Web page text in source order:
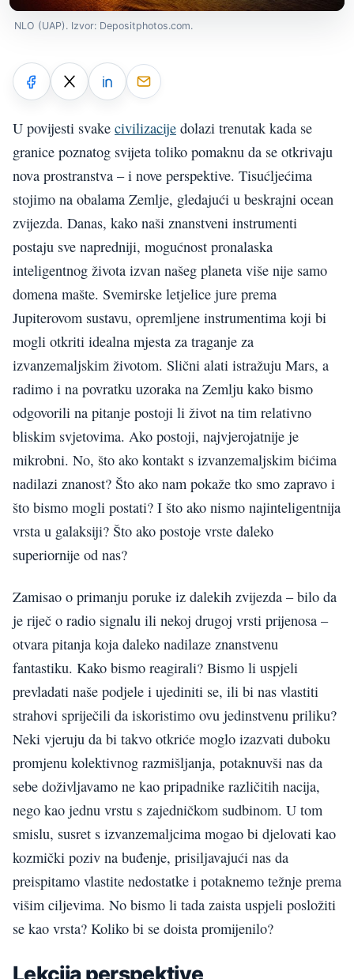
NLO (UAP). Izvor: Depositphotos.com.
U povijesti svake civilizacije dolazi trenutak kada se
granice poznatog svijeta toliko pomaknu da se otkrivaju
nova prostranstva – i nove perspektive. Tisućljećima
stojimo na obalama Zemlje, gledajući u beskrajni ocean
zvijezda. Danas, kako naši znanstveni instrumenti
postaju sve napredniji, mogućnost pronalaska
inteligentnog života izvan našeg planeta više nije samo
domena mašte. Svemirske letjelice jure prema
Jupiterovom sustavu, opremljene instrumentima koji bi
mogli otkriti idealna mjesta za traganje za
izvanzemaljskim životom. Slični alati istražuju Mars, a
radimo i na povratku uzoraka na Zemlju kako bismo
odgovorili na pitanje postoji li život na tim relativno
bliskim svjetovima. Ako postoji, najvjerojatnije je
mikrobni. No, što ako kontakt s izvanzemaljskim bićima
nadilazi znanost? Što ako nam pokaže tko smo zapravo i
što bismo mogli postati? I što ako nismo najinteligentnija
vrsta u galaksiji? Što ako postoje vrste daleko
superiornije od nas?
Zamisao o primanju poruke iz dalekih zvijezda – bilo da
je riječ o radio signalu ili nekoj drugoj vrsti prijenosa –
otvara pitanja koja daleko nadilaze znanstvenu
fantastiku. Kako bismo reagirali? Bismo li uspjeli
prevladati naše podjele i ujediniti se, ili bi nas vlastiti
strahovi spriječili da iskoristimo ovu jedinstvenu priliku?
Neki vjeruju da bi takvo otkriće moglo izazvati duboku
promjenu kolektivnog razmišljanja, potaknuvši nas da
sebe doživljavamo ne kao pripadnike različitih nacija,
nego kao jednu vrstu s zajedničkom sudbinom. U tom
smislu, susret s izvanzemaljcima mogao bi djelovati kao
kozmički poziv na buđenje, prisiljavajući nas da
preispitamo vlastite nedostatke i potaknemo težnje prema
višim ciljevima. No bismo li tada zaista uspjeli posložiti
se kao vrsta? Koliko bi se doista promijenilo?
Lekcija perspektive